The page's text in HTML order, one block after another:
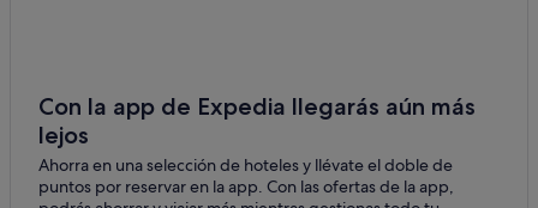
Residences en Vigo
Condominios en Vigo
Hoteles cerca de Mercado de la piedra
Con la app de Expedia llegarás aún más
lejos
Ahorra en una selección de hoteles y llévate el doble de
puntos por reservar en la app. Con las ofertas de la app,